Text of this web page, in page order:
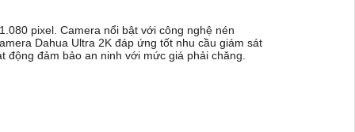
pixel. Camera nổi bật với công nghệ nén
Dahua Ultra 2K đáp ứng tốt nhu cầu giám sát
đảm bảo an ninh với mức giá phải chăng.